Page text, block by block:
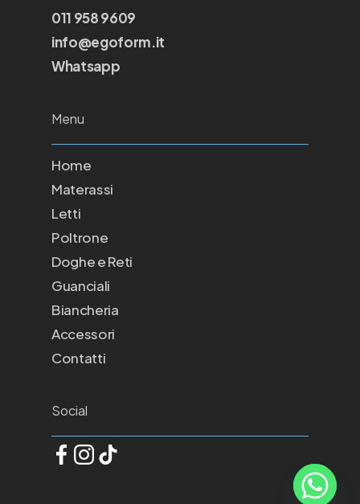
011 958 9609
info@egoform.it
Whatsapp
Menu
Home
Materassi
Letti
Poltrone
Doghe e Reti
Guanciali
Biancheria
Accessori
Contatti
Social